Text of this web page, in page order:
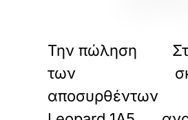
Την πώληση
των
αποσυρθέντων